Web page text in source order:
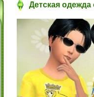
Детская одежда